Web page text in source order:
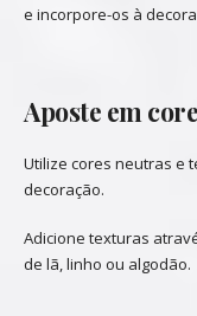
e incorpore-os à
Aposte em
Utilize cores neutras e
decoração.
Adicione texturas
de lã, linho ou algodão.